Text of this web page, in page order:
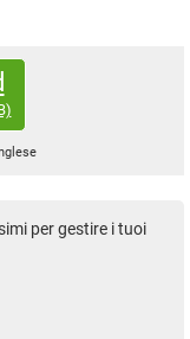
per gestire i tuoi